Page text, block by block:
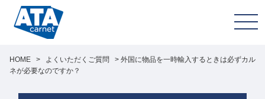
HOME > よくいただくご質問 > 外国に物品を一時輸入するときは必ずカル
ネが必要なのですか？